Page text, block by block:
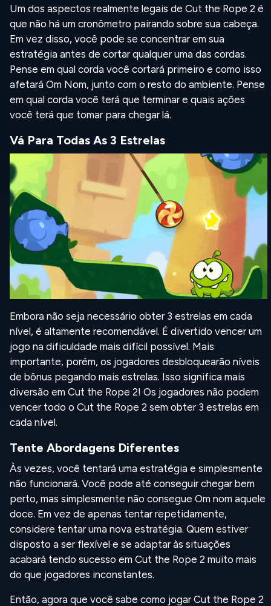
Um dos aspectos realmente legais de Cut the Rope 2 é
que não há um cronômetro pairando sobre sua cabeça.
Em vez disso, você pode se concentrar em sua
estratégia antes de cortar qualquer uma das cordas.
Pense em qual corda você cortará primeiro e como isso
afetará Om Nom, junto com o resto do ambiente. Pense
em qual corda você terá que terminar e quais ações
você terá que tomar para chegar lá.
Vá Para Todas As 3 Estrelas
Embora não seja necessário obter 3 estrelas em cada
nível, é altamente recomendável. É divertido vencer um
jogo na dificuldade mais difícil possível. Mais
importante, porém, os jogadores desbloquearão níveis
de bônus pegando mais estrelas. Isso significa mais
diversão em Cut the Rope 2! Os jogadores não podem
vencer todo o Cut the Rope 2 sem obter 3 estrelas em
cada nível.
Tente Abordagens Diferentes
Às vezes, você tentará uma estratégia e simplesmente
não funcionará. Você pode até conseguir chegar bem
perto, mas simplesmente não consegue Om nom aquele
doce. Em vez de apenas tentar repetidamente,
considere tentar uma nova estratégia. Quem estiver
disposto a ser flexível e se adaptar às situações
acabará tendo sucesso em Cut the Rope 2 muito mais
do que jogadores inconstantes.
Então, agora que você sabe como jogar Cut the Rope 2